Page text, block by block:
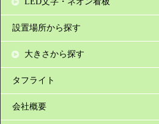
設置場所から探す
大きさから探す
タフライト
会社概要